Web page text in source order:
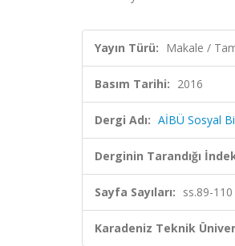
Yayın Türü: Makale /
Basım Tarihi: 2016
Dergi Adı: AİBÜ Sosyal
Derginin Tarandığı
Sayfa Sayıları: ss.89-110
Karadeniz Teknik